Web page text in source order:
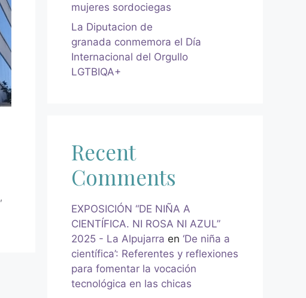
,
mujeres sordociegas
La Diputacion de
granada conmemora el Día
Internacional del Orgullo
LGTBIQA+
Recent
Comments
EXPOSICIÓN “DE NIÑA A
CIENTÍFICA. NI ROSA NI AZUL”
2025 - La Alpujarra en ‘De niña a
científica’: Referentes y reflexiones
para fomentar la vocación
tecnológica en las chicas